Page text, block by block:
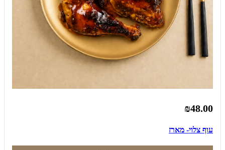
₪48.00
עוף צלוי- מארז